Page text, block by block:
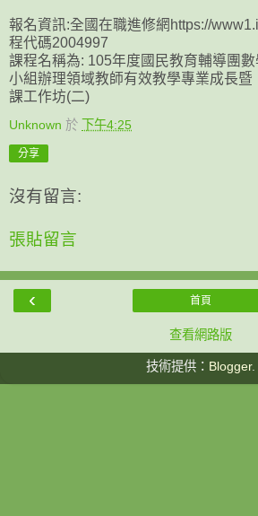
報名資訊:全國在職進修網https://
程代碼2004997
課程名稱為: 105年度國民教育輔導團
小組辦理領域教師有效教學專業成長暨
課工作坊(二)
Unknown 於 下午4:25
分享
沒有留言:
張貼留言
‹ 首頁
查看網路版
技術提供： Blogger.